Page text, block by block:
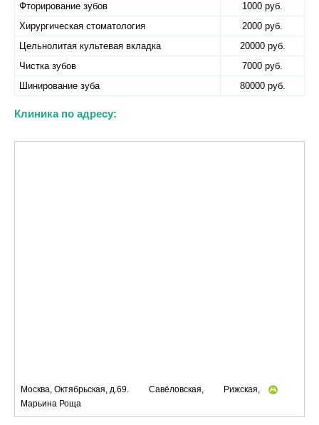
Фторирование зубов
1000 руб.
Хирургическая стоматология
2000 руб.
Цельнолитая культевая вкладка
20000 руб.
Чистка зубов
7000 руб.
Шинирование зуба
80000 руб.
Клиника по адресу:
Москва, Октябрьская, д.69. Савёловская,
Рижская,
Марьина Роща